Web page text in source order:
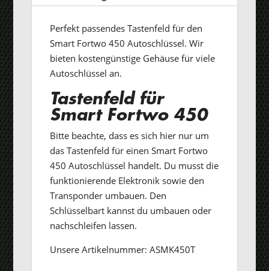
Perfekt passendes Tastenfeld für den
Smart Fortwo 450 Autoschlüssel. Wir
bieten kostengünstige Gehäuse für viele
Autoschlüssel an.
Tastenfeld für
Smart Fortwo 450
Bitte beachte, dass es sich hier nur um
das Tastenfeld für einen Smart Fortwo
450 Autoschlüssel handelt. Du musst die
funktionierende Elektronik sowie den
Transponder umbauen. Den
Schlüsselbart kannst du umbauen oder
nachschleifen lassen.
Unsere Artikelnummer: ASMK450T